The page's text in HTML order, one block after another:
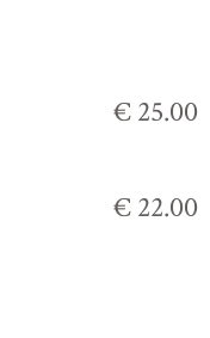
€ 25.00
€ 22.00